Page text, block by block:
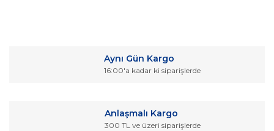
Görüş ve önerileriniz için teşekkür ederiz.
Ürün bilgilerinde hatalar bulunuyor.
Aynı Gün Kargo
16:00'a kadar ki siparişlerde
Anlaşmalı Kargo
300 TL ve üzeri siparişlerde